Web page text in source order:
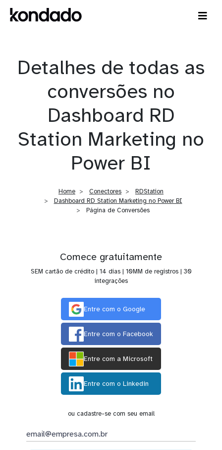
Detalhes de todas as
conversões no
Dashboard RD
Station Marketing no
Power BI
Home Conectores
RDStation
Dashboard RD Station Marketing no Power BI
Página de Conversões
Comece gratuitamente
SEM cartão de crédito | 14 dias | 10MM de registros | 30
integrações
Entre com o Google
Entre com o Facebook
Entre com a Microsoft
Entre com o Linkedin
ou cadastre-se com seu email